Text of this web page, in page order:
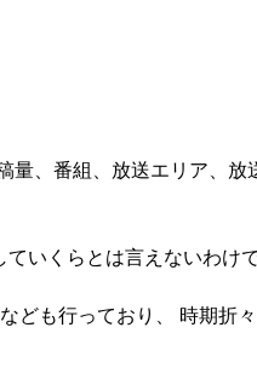
、番組、放送エリア、放
いくらとは言えないわけで
ども行っており、 時期